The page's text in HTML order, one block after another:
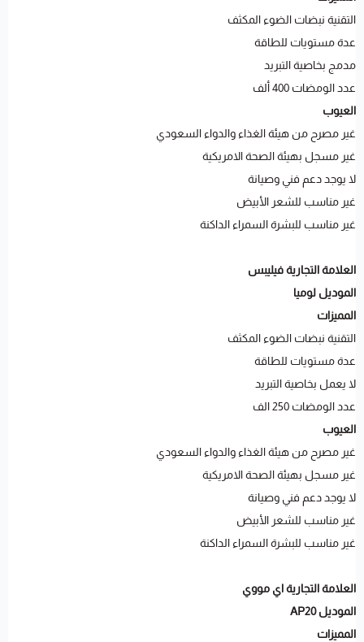
التقنية نبضات الضوء المكثف
عدة مستويات للطاقة
مدمج بخاصية التبريد
عدد الومضات 400 ألف
العيوب
غير مصرح من هيئة الغذاء والدواء السعودي
غير مسجل بهيئة الصحة الامريكية
لا يوجد دعم فني وصيانة
غير مناسب للشعر الأبيض
غير مناسب للبشرة السمراء الداكنة
العلامة التجارية فيليبس
الموديل لوميا
المميزات
التقنية نبضات الضوء المكثف
عدة مستويات للطاقة
لا يعمل بخاصية التبريد
عدد الومضات 250 الف
العيوب
غير مصرح من هيئة الغذاء والدواء السعودي
غير مسجل بهيئة الصحة الامريكية
لا يوجد دعم فني وصيانة
غير مناسب للشعر الأبيض
غير مناسب للبشرة السمراء الداكنة
العلامة التجارية اي مووي
الموديل AP20
المميزات